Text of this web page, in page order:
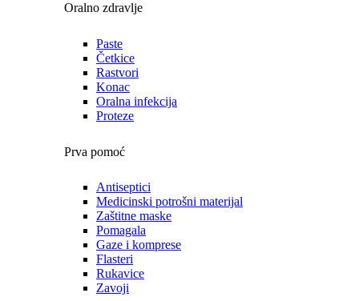
Oralno zdravlje
Paste
Četkice
Rastvori
Konac
Oralna infekcija
Proteze
Prva pomoć
Antiseptici
Medicinski potrošni materijal
Zaštitne maske
Pomagala
Gaze i komprese
Flasteri
Rukavice
Zavoji